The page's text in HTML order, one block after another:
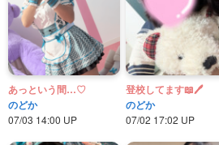
あっという間…♡
のどか
07/03 14:00 UP
登校してます📖🖊
のどか
07/02 17:02 UP